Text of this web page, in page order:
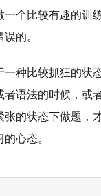
个比较有趣的训
的。
种比较抓狂的状
语法的时候，或
的状态下做题，
心态。